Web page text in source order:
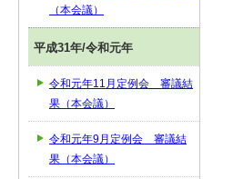
（本会議）
平成31年/令和元年
令和元年11月定例会 審議結
果（本会議）
令和元年9月定例会 審議結
果（本会議）